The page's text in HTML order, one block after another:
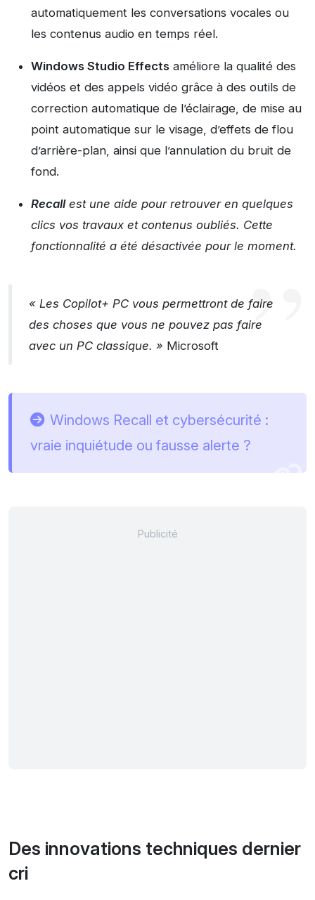
automatiquement les conversations vocales ou
les contenus audio en temps réel.
Windows Studio Effects améliore la qualité des
vidéos et des appels vidéo grâce à des outils de
correction automatique de l’éclairage, de mise au
point automatique sur le visage, d’effets de flou
d’arrière-plan, ainsi que l’annulation du bruit de
fond.
Recallest une aide pour retrouver en quelques
clics vos travaux et contenus oubliés. Cette
fonctionnalité a été désactivée pour le moment.
« Les Copilot+ PC vous permettront de faire
des choses que vous ne pouvez pas faire
avec un PC classique. » Microsoft
Windows Recall et cybersécurité :
vraie inquiétude ou fausse alerte ?
Des innovations techniques dernier
cri